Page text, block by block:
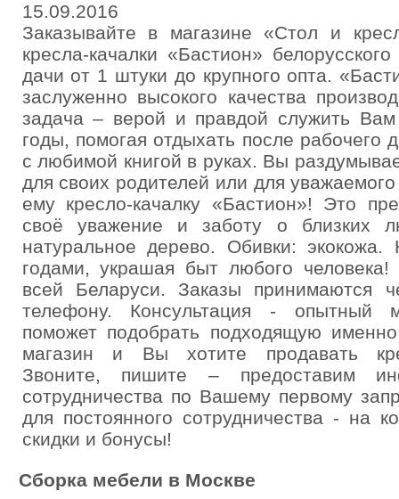
15.09.2016
Заказывайте в магазине «Стол и
кресла-качалки «Бастион»
дачи от 1 штуки до крупного опта.
заслуженно высокого качества
задача – верой и правдой служить
годы, помогая отдыхать после рабочего
с любимой книгой в руках. Вы
для своих родителей или для
ему кресло-качалку «Бастион»! Это
своё уважение и заботу о близких
натуральное дерево. Обивки: экокожа.
годами, украшая быт любого человека!
всей Беларуси. Заказы принимаются
телефону. Консультация - опытный
поможет подобрать подходящую
магазин и Вы хотите продавать
Звоните, пишите – предоставим
сотрудничества по Вашему первому
для постоянного сотрудничества - на
скидки и бонусы!
Сборка мебели в Москве